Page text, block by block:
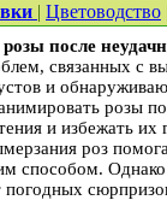
| Цветоводство
после
связанных с
и
розы
и избежать их
роз
способом.
погодных